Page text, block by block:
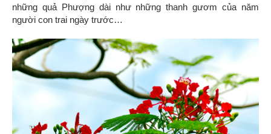
những quả Phượng dài như những thanh gươm của năm
người con trai ngày trước…